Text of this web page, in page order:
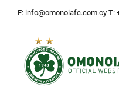
E: info@omonoiafc.com.cy T: